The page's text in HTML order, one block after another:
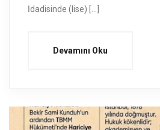
İdadisinde (lise) […]
Devamını Oku